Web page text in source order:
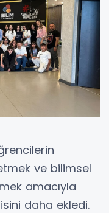
ve bilimsel
amacıyla
daha ekledi.